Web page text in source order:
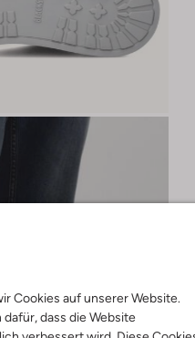
Cookies auf unserer Website.
dass die Website